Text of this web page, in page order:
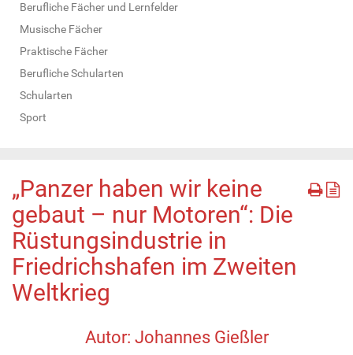
Berufliche Fächer und Lernfelder
Musische Fächer
Praktische Fächer
Berufliche Schularten
Schularten
Sport
„Panzer haben wir keine
gebaut – nur Motoren“: Die
Rüstungsindustrie in
Friedrichshafen im Zweiten
Weltkrieg
Autor: Johannes Gießler